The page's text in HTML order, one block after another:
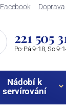
Facebook Doprava
221 505
Po-Pá 9-18, So 9-
Nádobí k
servírování